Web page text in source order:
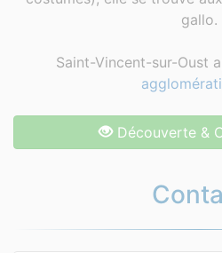
gallo.
Saint-Vincent-sur-Oust
Découverte &